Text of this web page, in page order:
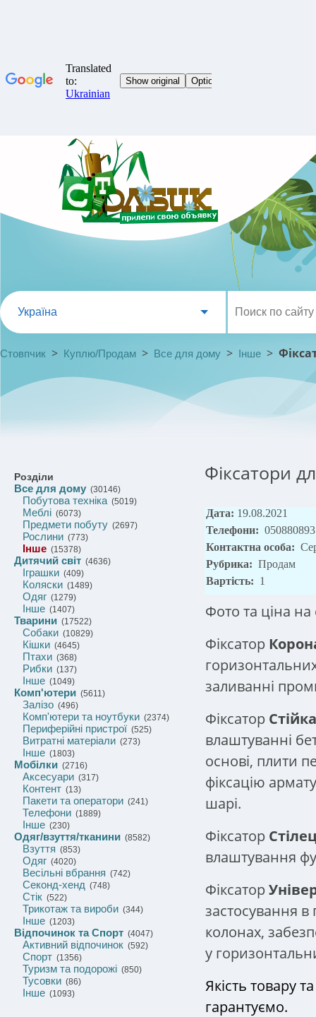
Україна
Стовпчик > Куплю/Продам > Все для дому > Інше >
Розділи
Все для дому (30146)
Побутова техніка(5019)
Меблі (6073)
Предмети побуту (2697)
Рослини (773)
Інше (15378)
Дитячий світ (4636)
Іграшки (409)
Коляски (1489)
Одяг (1279)
Інше (1407)
Тварини (17522)
Собаки (10829)
Кішки (4645)
Птахи (368)
Рибки (137)
Інше (1049)
Комп'ютери (5611)
Залізо (496)
Комп'ютери та ноутбуки (2374)
Периферійні пристрої (525)
Витратні матеріали (273)
Інше (1803)
Мобілки (2716)
Аксесуари (317)
Контент (13)
Пакети та оператори (241)
Телефони (1889)
Інше (230)
Одяг/взуття/тканини (8582)
Взуття (853)
Одяг (4020)
Весільні вбрання (742)
Секонд-хенд (748)
Стік (522)
Трикотаж та вироби (344)
Інше (1203)
Відпочинок та Спорт (4047)
Активний відпочинок (592)
Спорт (1356)
Туризм та подорожі (850)
Тусовки (86)
Інше (1093)
Фіксатори
Дата: 19.08.2021
Телефони:
Контактна особа:
Рубрика: Продам
Вартість: 1
Фото та ціна на
Фіксатор
заливанні
Фіксатор Стійка
влаштуванні
основі, плити
фіксацію
шарі.
Фіксатор
влаштування
Фіксатор
застосування в
колонах,
у
Якість товару
гарантуємо.